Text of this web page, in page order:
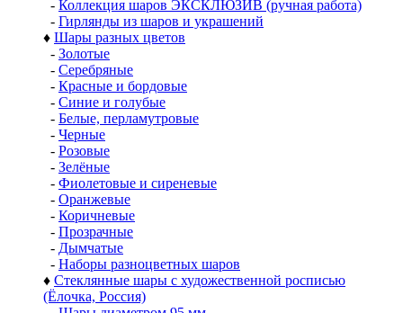
- Коллекция шаров ЭКСКЛЮЗИВ (ручная работа)
- Гирлянды из шаров и украшений
♦ Шары разных цветов
- Золотые
- Серебряные
- Красные и бордовые
- Синие и голубые
- Белые, перламутровые
- Черные
- Розовые
- Зелёные
- Фиолетовые и сиреневые
- Оранжевые
- Коричневые
- Прозрачные
- Дымчатые
- Наборы разноцветных шаров
♦ Стеклянные шары с художественной росписью
(Ёлочка, Россия)